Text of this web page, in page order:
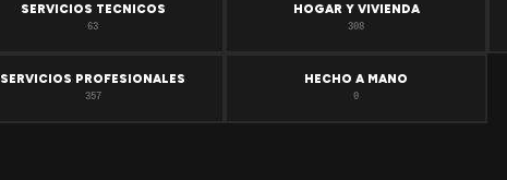
SERVICIOS TECNICOS
63
HOGAR Y VIVIENDA
308
SERVICIOS PROFESIONALES
357
HECHO A MANO
0